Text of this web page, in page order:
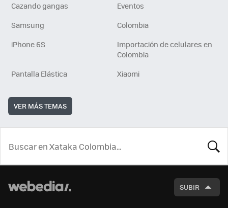
Cazando gangas
Eventos
Samsung
Colombia
iPhone 6S
Importación de celulares en
Colombia
Pantalla Elástica
Xiaomi
VER MÁS TEMAS
SUBIR